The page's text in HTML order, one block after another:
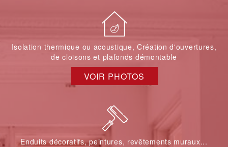
Isolation thermique ou acoustique, Création d'ouvertures,
de cloisons et plafonds démontable
VOIR PHOTOS
Enduits décoratifs, peintures, revêtements muraux...